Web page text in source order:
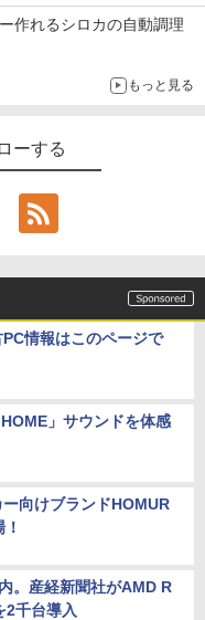
作れるシロカの自動調理
もっと見る
ーする
情報はこのページで
」サウンドを体感
向けブランドHOMUR
。産経新聞社がAMD R
千台導入